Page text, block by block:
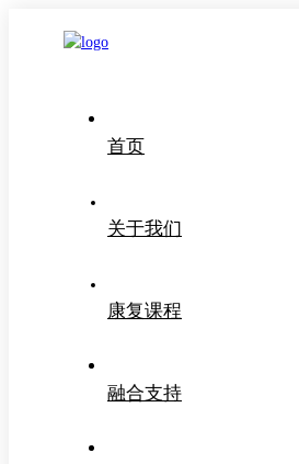
首页
关于我们
康复课程
融合支持